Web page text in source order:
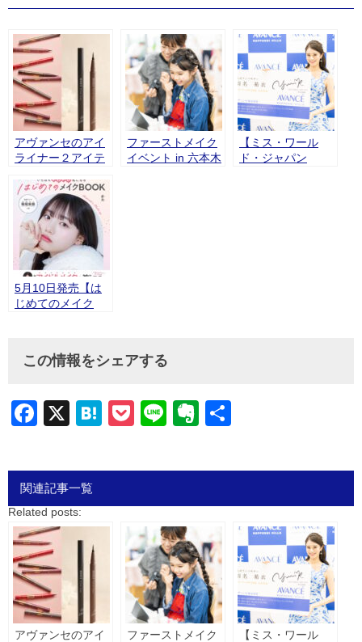
アヴァンセのアイ
ライナー２アイテ
コスメ2025 下半期
こだわりアワー
ド」受賞
ファーストメイク
イベント in 六本木
【ミス・ワール
ド・ジャパン
5月10日発売【は
じめてのメイク
この情報をシェアする
Facebook
X Hatena
Pocket
LineEvernote
関連記事一覧
Related posts:
アヴァンセのアイ
ファーストメイク
【ミス・ワール